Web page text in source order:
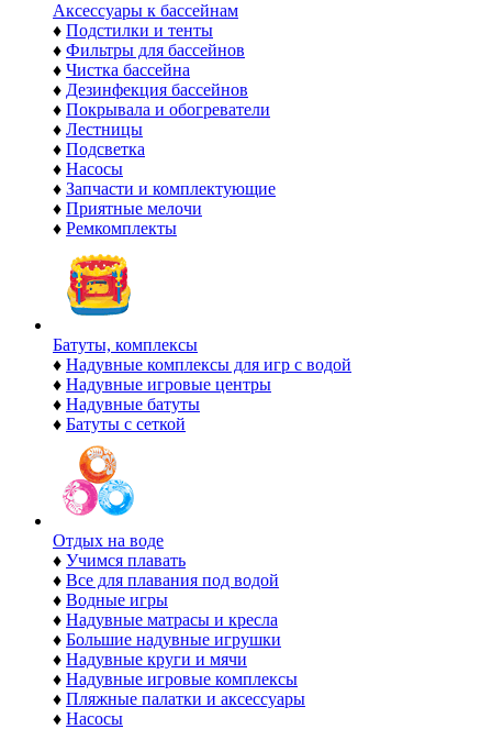
Аксессуары к бассейнам
♦ Подстилки и тенты
♦ Фильтры для бассейнов
♦ Чистка бассейна
♦ Дезинфекция бассейнов
♦ Покрывала и обогреватели
♦ Лестницы
♦ Подсветка
♦ Насосы
♦ Запчасти и комплектующие
♦ Приятные мелочи
♦ Ремкомплекты
Батуты, комплексы
♦ Надувные комплексы для игр с водой
♦ Надувные игровые центры
♦ Надувные батуты
♦ Батуты с сеткой
Отдых на воде
♦ Учимся плавать
♦ Все для плавания под водой
♦ Водные игры
♦ Надувные матрасы и кресла
♦ Большие надувные игрушки
♦ Надувные круги и мячи
♦ Надувные игровые комплексы
♦ Пляжные палатки и аксессуары
♦ Насосы